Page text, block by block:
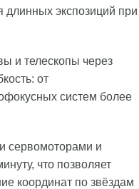
длинных экспозиций при
и телескопы через
от
систем более
сервомоторами и
что позволяет
координат по звёздам